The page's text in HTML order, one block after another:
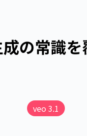
の常識
veo 3.1